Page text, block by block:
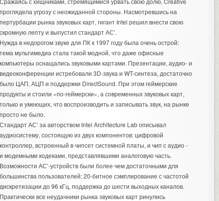
угрозу с неожиданной стороны. Насмотревшись на
рынка звуковых карт, гигант Intel решил внести свою
лепту и выпустил стандарт АС’.
в недорогом звуке для ПК к 1997 году была очень острой:
мультимедиа стала такой модной, что даже офисные
оснащались звуковыми картами. Презентации, аудио- и
истребовали 3D-звука и WT-синтеза, достаточно
ЦАП, АЦП и поддержки DirectSound. При этом геймерские
и стоили «по-геймерски», а современных звуковых карт,
и умеющих, что воспроизводить и записывать звук, на рынке
не было.
АС’ за авторством Intel Architecture Lab описывал
состоящую из двух компонентов: цифровой
встроенный в чипсет системной платы, и чип с аудио -
модемными кодеками, представлявшими аналоговую часть.
АС’-устройств были более чем достаточными для
пользователей: 20-битное сэмплирование с частотой
до 96 кГц, поддержка до шести выходных каналов.
все неудачники рынка звуковых карт ринулись